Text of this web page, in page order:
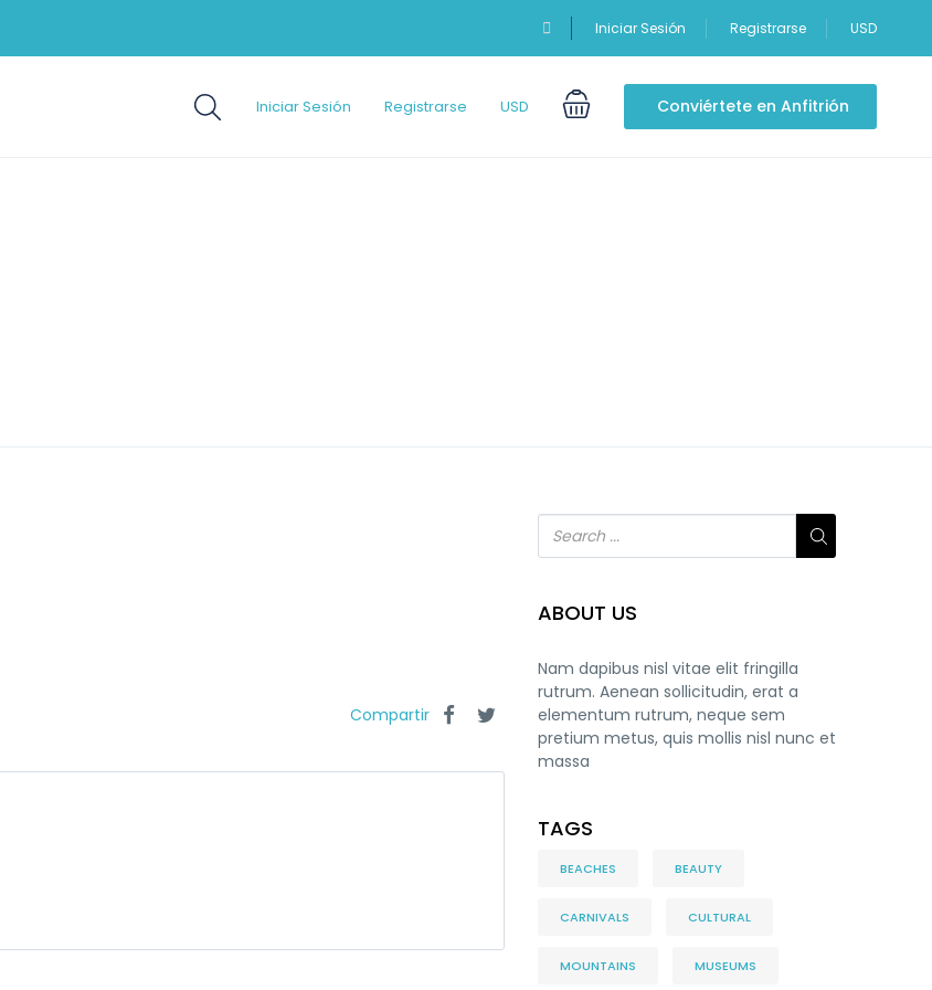
Iniciar Sesión Registrarse USD
Iniciar Sesión Registrarse USD Conviértete en Anfitrión
Compartir
ABOUT US
Nam dapibus nisl vitae elit fringilla
rutrum. Aenean sollicitudin, erat a
elementum rutrum, neque sem
pretium metus, quis mollis nisl nunc et
massa
TAGS
BEACHES BEAUTY
CARNIVALS CULTURAL
MOUNTAINS MUSEUMS